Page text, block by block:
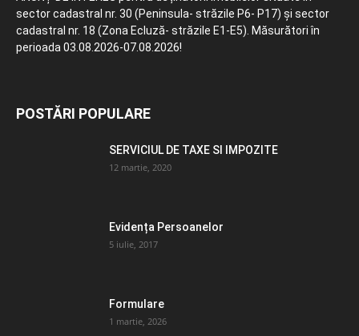
sector cadastral nr. 30 (Peninsula- străzile P6- P17) și sector
cadastral nr. 18 (Zona Ecluză- străzile E1-E5). Măsurători în
perioada 03.08.2026-07.08.2026!
POSTĂRI POPULARE
SERVICIUL DE TAXE SI IMPOZITE
12 martie, 2020
Evidența Persoanelor
5 iulie, 2017
Formulare
1 martie, 2026